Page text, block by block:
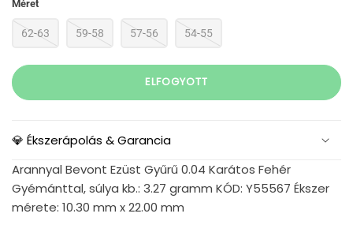
Méret
62-63 59-58 57-56 54-55
ELFOGYOTT
💎 Ékszerápolás & Garancia
Arannyal Bevont Ezüst Gyűrű 0.04 Karátos Fehér
Gyémánttal, súlya kb.: 3.27 gramm KÓD: Y55567 Ékszer
mérete: 10.30 mm x 22.00 mm